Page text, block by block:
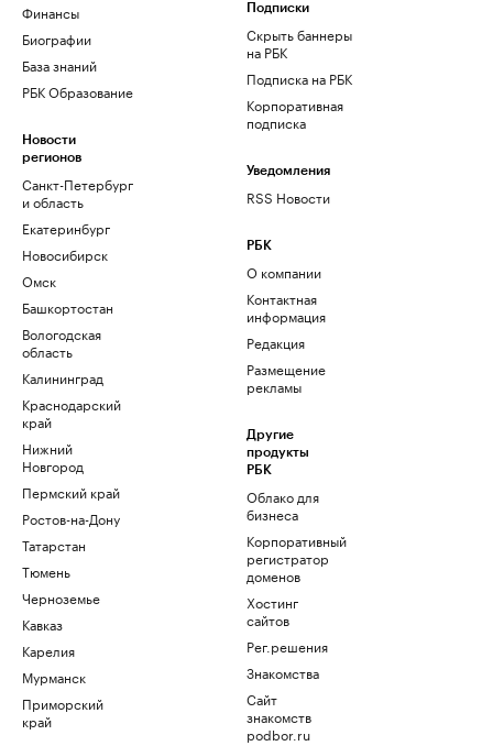
Финансы
Биографии
База знаний
РБК Образование
Новости
регионов
Санкт-Петербург
и область
Екатеринбург
Новосибирск
Омск
Башкортостан
Вологодская
область
Калининград
Краснодарский
край
Нижний
Новгород
Пермский край
Ростов-на-Дону
Татарстан
Тюмень
Черноземье
Кавказ
Карелия
Мурманск
Приморский
край
Подписки
Скрыть баннеры
на РБК
Подписка на РБК
Корпоративная
подписка
Уведомления
RSS Новости
РБК
О компании
Контактная
информация
Редакция
Размещение
рекламы
Другие
продукты
РБК
Облако для
бизнеса
Корпоративный
регистратор
доменов
Хостинг
сайтов
Рег.решения
Знакомства
Сайт
знакомств
podbor.ru